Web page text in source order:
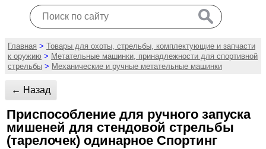
Главная > Товары для охоты, стрельбы, комплектующие и запчасти
к оружию > Метательные машинки, принадлежности для спортивной
стрельбы > Механические и ручные метательные машинки
← Назад
Приспособление для ручного запуска
мишеней для стендовой стрельбы
(тарелочек) одинарное Спортинг